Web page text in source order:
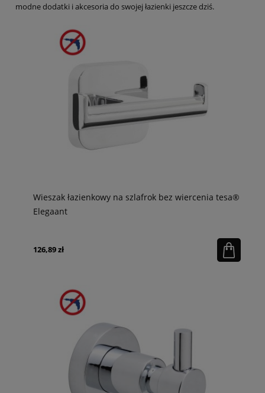
modne dodatki i akcesoria do swojej łazienki jeszcze dziś.
Wieszak łazienkowy na szlafrok bez wiercenia tesa®
Elegaant
126,89 zł